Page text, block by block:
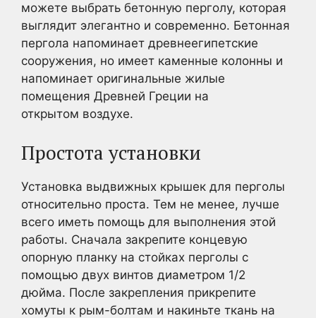
можете выбрать бетонную перголу, которая
выглядит элегантно и современно. Бетонная
пергола напоминает древнеегипетские
сооружения, но имеет каменные колонны и
напоминает оригинальные жилые
помещения Древней Греции на
открытом воздухе.
Простота установки
Установка выдвижных крышек для перголы
относительно проста. Тем не менее, лучше
всего иметь помощь для выполнения этой
работы. Сначала закрепите концевую
опорную планку на стойках перголы с
помощью двух винтов диаметром 1/2
дюйма. После закрепления прикрепите
хомуты к рым-болтам и накиньте ткань на